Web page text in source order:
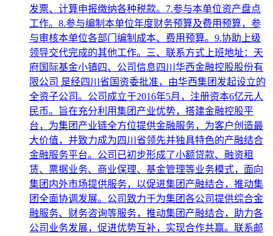
发票、计算申报缴纳各种税款。7.参与本单位资产盘点
工作。8.参与编制本单位年度财务预算及费用预算，参
与审核本单位各部门编制成本、费用预算。9.协助上级
领导交代完成的其他工作。三、联系方式上班地址：天
府国际基金小镇四、公司信息四川华西金融控股股份有
限公司 是经四川省国资委批准，由华西集团发起设立的
全资子公司。公司成立于2016年5月，注册资本6亿元人
民币。旨在充分利用集团产业优势，搭建金融控股平
台，为集团产业链全方位提供金融服务，为客户创造最
大价值，并致力成为四川省领先并独具特色的产融结合
金融服务平台。公司已初步形成了小额贷款、融资租
赁、票据业务、商业保理、基金管理等业务模式，面向
集团内外市场提供服务，以促进集团产融结合，推动集
团全面协调发展。公司致力于为集团各公司提供综合金
融服务、财务咨询等服务，推动集团产融结合，助力各
公司业务发展，促进优势互补，实现合作共赢。联系邮